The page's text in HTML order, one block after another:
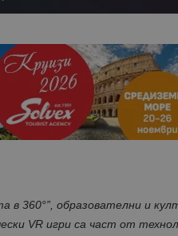
в 360°”, образователни и
VR игри са част от